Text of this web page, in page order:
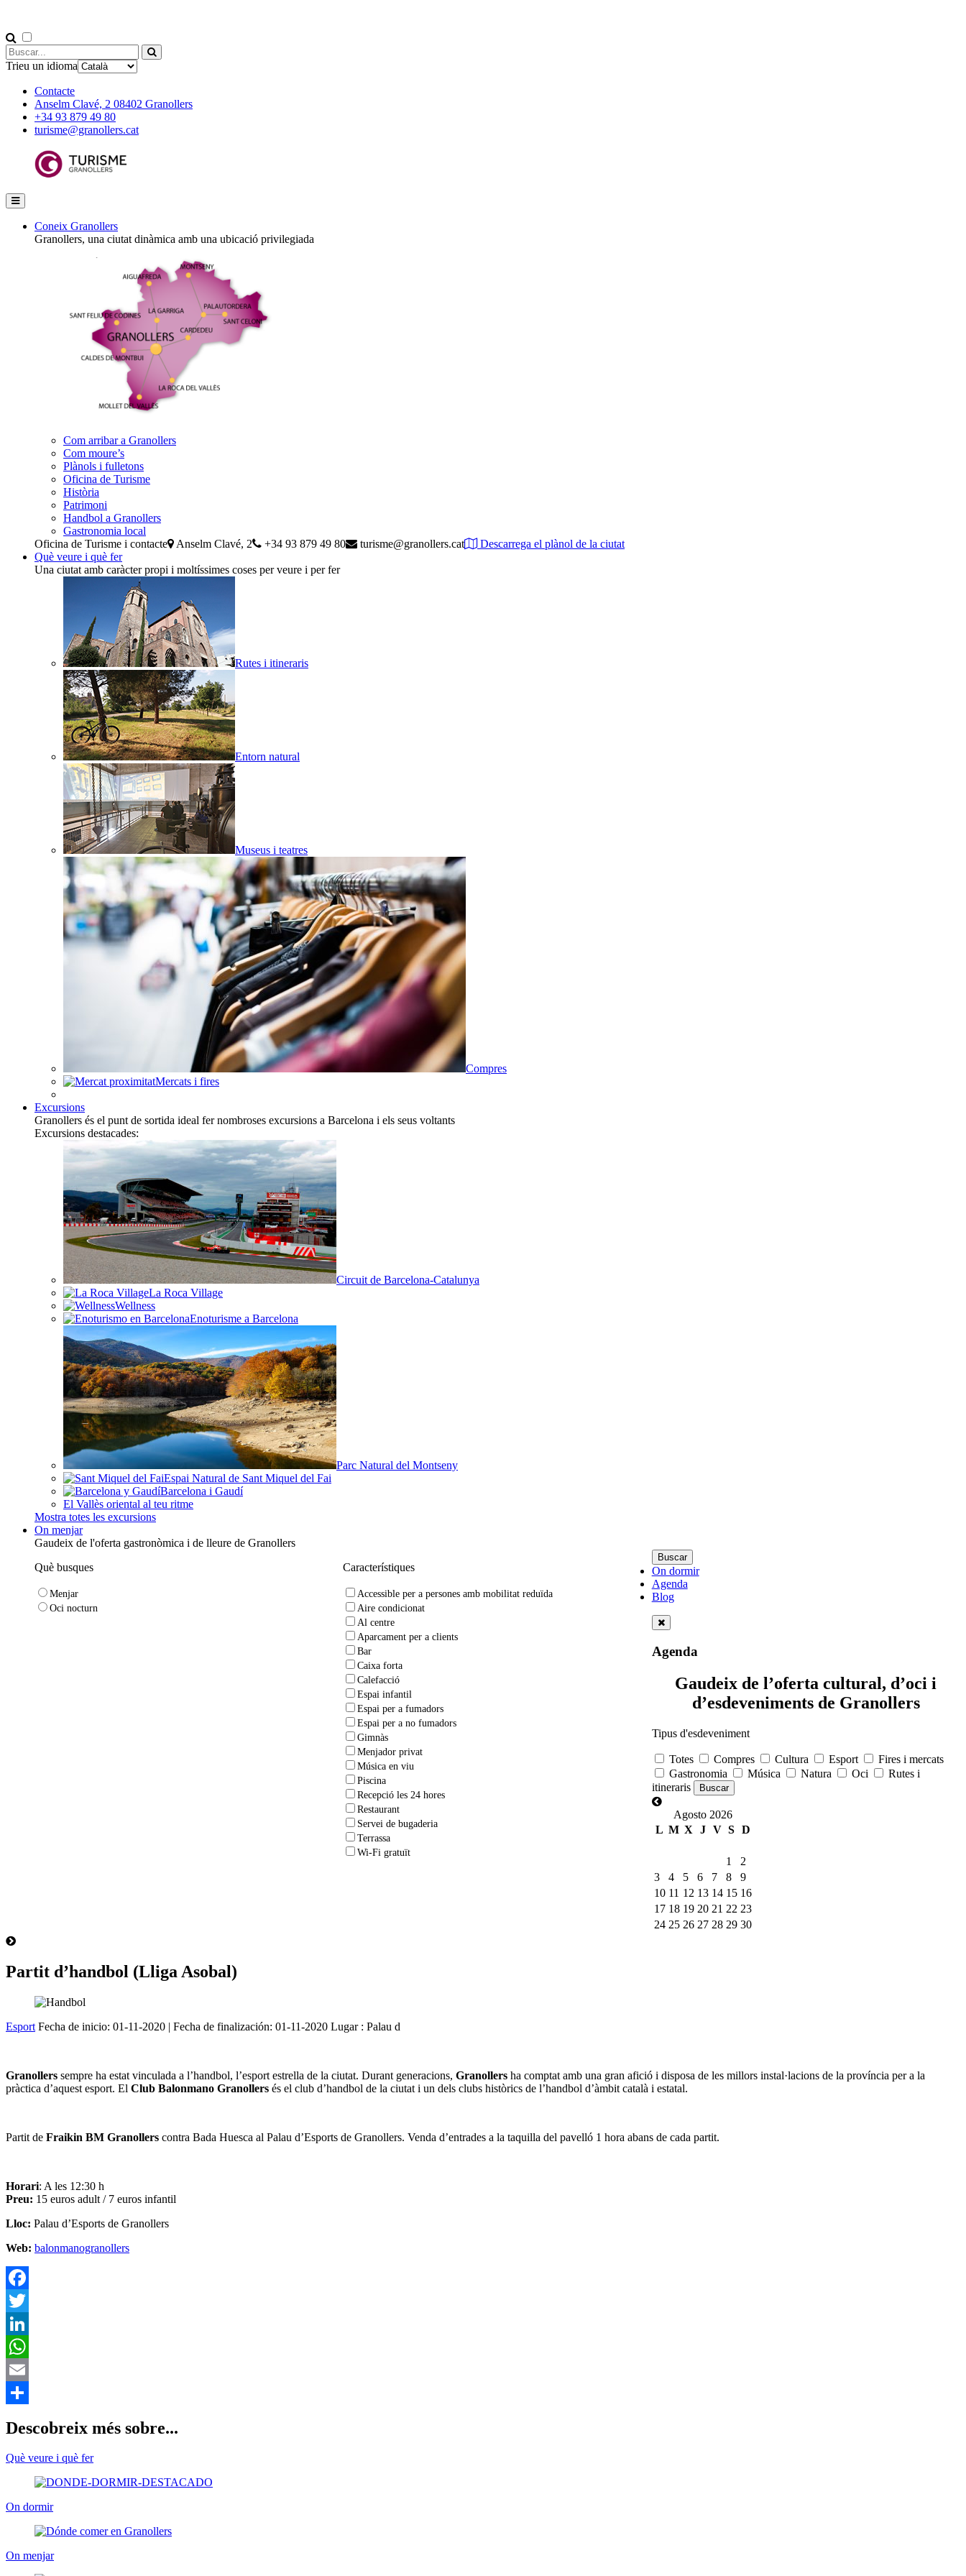
Trieu un idioma
Contacte
Anselm Clavé, 2 08402 Granollers
+34 93 879 49 80
turisme@granollers.cat
Coneix Granollers
Granollers, una ciutat dinàmica amb una ubicació privilegiada
Com arribar a Granollers
Com moure’s
Plànols i fulletons
Oficina de Turisme
Història
Patrimoni
Handbol a Granollers
Gastronomia local
Oficina de Turisme i contacte
Anselm Clavé, 2 +34 93 879 49 80 turisme@granollers.cat
Descarrega el plànol de la ciutat
Què veure i què fer
Una ciutat amb caràcter propi i moltíssimes coses per veure i per fer
Rutes i itineraris
Entorn natural
Museus i teatres
Compres
Mercats i fires
Excursions
Granollers és el punt de sortida ideal fer nombroses excursions a Barcelona i els seus voltants
Excursions destacades:
Circuit de Barcelona-Catalunya
La Roca Village
Wellness
Enoturisme a Barcelona
Parc Natural del Montseny
Espai Natural de Sant Miquel del Fai
Barcelona i Gaudí
El Vallès oriental al teu ritme
Mostra totes les excursions
On menjar
Gaudeix de l'oferta gastronòmica i de lleure de Granollers
Què busques
Menjar
Oci nocturn
Característiques
Accessible per a persones amb mobilitat reduïda
Aire condicionat
Al centre
Aparcament per a clients
Bar
Caixa forta
Calefacció
Espai infantil
Espai per a fumadors
Espai per a no fumadors
Gimnàs
Menjador privat
Música en viu
Piscina
Recepció les 24 hores
Restaurant
Servei de bugaderia
Terrassa
Wi-Fi gratuït
On dormir
Agenda
Blog
Agenda
Gaudeix de l’oferta cultural, d’oci i
d’esdeveniments de Granollers
Tipus d'esdeveniment
Totes Compres Cultura Esport
Fires i mercats
Gastronomia
Música Natura Oci
Rutes i
itineraris
Agosto 2026
L M X J V S D
1
2
3
4 5 6 7 8
9
10 11 12 13 14 15 16
17 18 19 20 21 22 23
24 25 26 27 28 29 30
Partit d’handbol (Lliga Asobal)
Esport Fecha de inicio: 01-11-2020 | Fecha de finalización: 01-11-2020 Lugar : Palau d
Granollers sempre ha estat vinculada a l’handbol, l’esport estrella de la ciutat. Durant generacions, Granollers ha comptat amb una gran afició i disposa de les millors instal·lacions de la província per a la
pràctica d’aquest esport. El Club Balonmano Granollers és el club d’handbol de la ciutat i un dels clubs històrics de l’handbol d’àmbit català i estatal.
Partit de Fraikin BM Granollers contra Bada Huesca al Palau d’Esports de Granollers. Venda d’entrades a la taquilla del pavelló 1 hora abans de cada partit.
Horari: A les 12:30 h
Preu: 15 euros adult / 7 euros infantil
Lloc: Palau d’Esports de Granollers
Web: balonmanogranollers
Descobreix més sobre...
Què veure i què fer
On dormir
On menjar